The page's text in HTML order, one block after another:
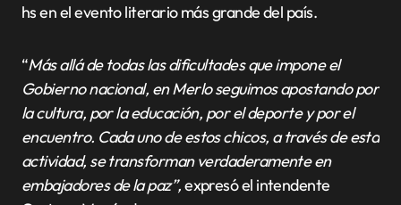
hs en el evento literario más grande del país.
“Más allá de todas las dificultades que impone el
Gobierno nacional, en Merlo seguimos apostando por
la cultura, por la educación, por el deporte y por el
encuentro. Cada uno de estos chicos, a través de esta
actividad, se transforman verdaderamente en
embajadores de la paz”,expresó el intendente